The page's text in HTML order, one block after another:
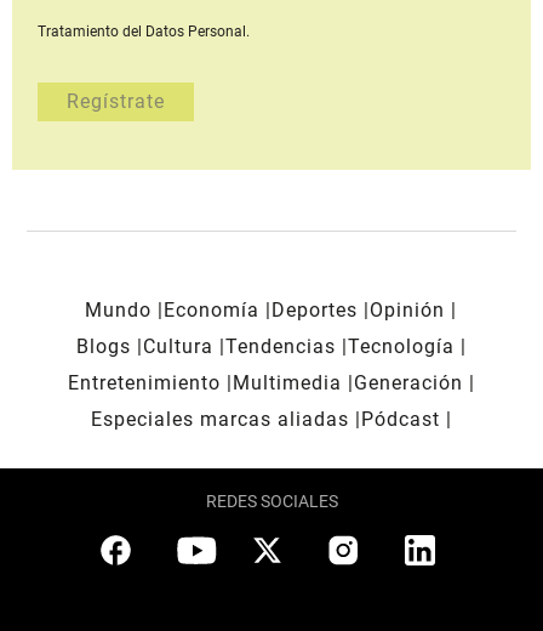
Tratamiento del Datos Personal.
Mundo Economía Deportes
Opinión
Blogs
Cultura Tendencias Tecnología
Entretenimiento
Multimedia
Generación
Especiales marcas aliadas
Pódcast
REDES SOCIALES